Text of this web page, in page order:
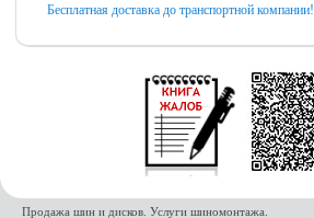
Бесплатная доставка до транспортной компании!
Продажа шин и дисков. Услуги шиномонтажа.